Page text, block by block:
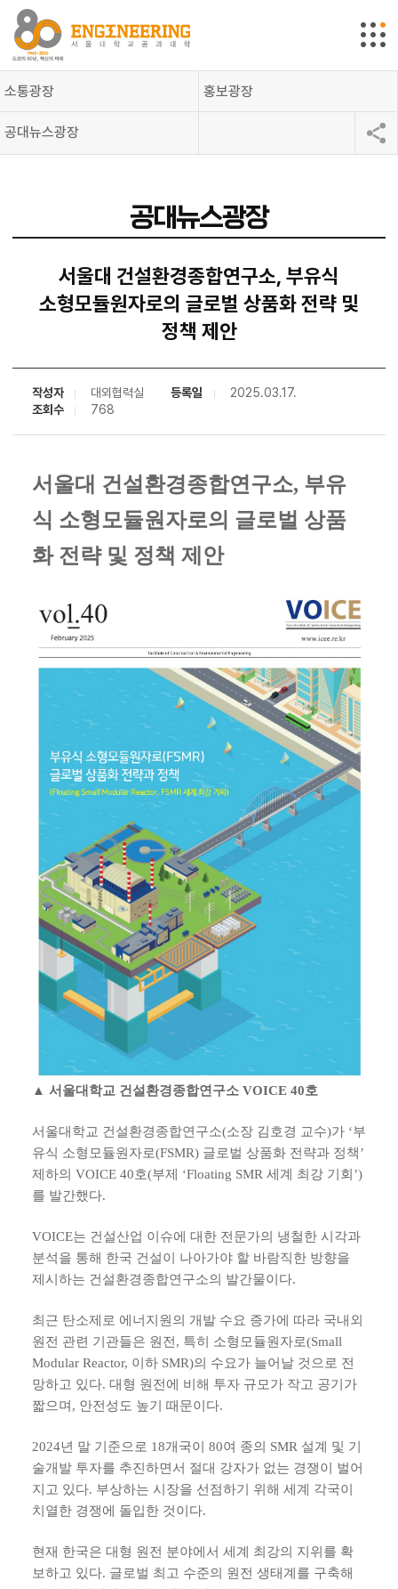
소통광장 홍보광장
공대뉴스광장
공대뉴스광장
서울대 건설환경종합연구소, 부유식
소형모듈원자로의 글로벌 상품화 전략 및
정책 제안
작성자 대외협력실 등록일
2025.03.17.
조회수
768
서울대 건설환경종합연구소, 부유
식 소형모듈원자로의 글로벌 상품
화 전략 및 정책 제안
▲ 서울대학교 건설환경종합연구소 VOICE 40호
서울대학교 건설환경종합연구소(소장 김호경 교수)가 ‘부
유식 소형모듈원자로(FSMR) 글로벌 상품화 전략과 정책’
제하의 VOICE 40호(부제 ‘Floating SMR 세계 최강 기회’)
를 발간했다.
VOICE는 건설산업 이슈에 대한 전문가의 냉철한 시각과
분석을 통해 한국 건설이 나아가야 할 바람직한 방향을
제시하는 건설환경종합연구소의 발간물이다.
최근 탄소제로 에너지원의 개발 수요 증가에 따라 국내외
원전 관련 기관들은 원전, 특히 소형모듈원자로(Small
Modular Reactor, 이하 SMR)의 수요가 늘어날 것으로 전
망하고 있다. 대형 원전에 비해 투자 규모가 작고 공기가
짧으며, 안전성도 높기 때문이다.
2024년 말 기준으로 18개국이 80여 종의 SMR 설계 및 기
술개발 투자를 추진하면서 절대 강자가 없는 경쟁이 벌어
지고 있다. 부상하는 시장을 선점하기 위해 세계 각국이
치열한 경쟁에 돌입한 것이다.
현재 한국은 대형 원전 분야에서 세계 최강의 지위를 확
보하고 있다. 글로벌 최고 수준의 원전 생태계를 구축해